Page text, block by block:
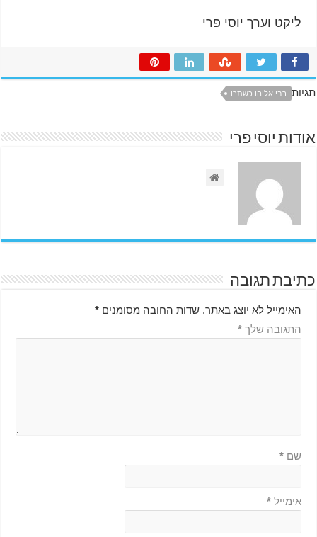
ליקט וערך יוסי פרי
תגיות רבי אליהו כשתרו
אודות יוסי פרי
כתיבת תגובה
האימייל לא יוצג באתר. שדות החובה מסומנים*
התגובה שלך*
שם*
אימייל*